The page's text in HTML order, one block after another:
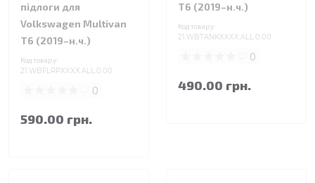
підлоги для
Volkswagen Multivan
T6 (2019–н.ч.)
Код товару:
21.WBFLRPXXXX.ALL.0.00
0
590.00 грн.
T6 (2019–н.ч.)
Код товару:
21.WBTANKXXXX.ALL.0.00
0
490.00 грн.